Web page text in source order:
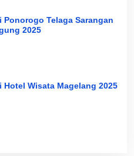
Ponorogo Telaga Sarangan
2025
Hotel Wisata Magelang 2025